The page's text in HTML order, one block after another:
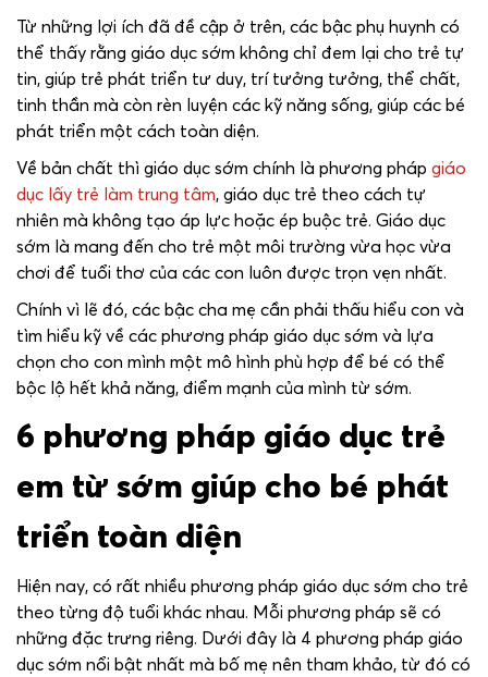
Từ những lợi ích đã đề cập ở trên, các bậc phụ huynh có
thể thấy rằng giáo dục sớm không chỉ đem lại cho trẻ tự
tin, giúp trẻ phát triển tư duy, trí tưởng tưởng, thể chất,
tinh thần mà còn rèn luyện các kỹ năng sống, giúp các bé
phát triển một cách toàn diện.
Về bản chất thì giáo dục sớm chính là phương pháp giáo
dục lấy trẻ làm trung tâm, giáo dục trẻ theo cách tự
nhiên mà không tạo áp lực hoặc ép buộc trẻ. Giáo dục
sớm là mang đến cho trẻ một môi trường vừa học vừa
chơi để tuổi thơ của các con luôn được trọn vẹn nhất.
Chính vì lẽ đó, các bậc cha mẹ cần phải thấu hiểu con và
tìm hiểu kỹ về các phương pháp giáo dục sớm và lựa
chọn cho con mình một mô hình phù hợp để bé có thể
bộc lộ hết khả năng, điểm mạnh của mình từ sớm.
6 phương pháp giáo dục trẻ
em từ sớm giúp cho bé phát
triển toàn diện
Hiện nay, có rất nhiều phương pháp giáo dục sớm cho trẻ
theo từng độ tuổi khác nhau. Mỗi phương pháp sẽ có
những đặc trưng riêng. Dưới đây là 4 phương pháp giáo
dục sớm nổi bật nhất mà bố mẹ nên tham khảo, từ đó có